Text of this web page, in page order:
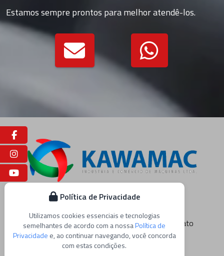
Estamos sempre prontos para melhor atendê-los.
Facebook
Instagram
Youtube
Home Empresa Produtos Blog
Contato
Mapa do Site
Política de Privacidade
Utilizamos cookies essenciais e tecnologias
semelhantes de acordo com a nossaPolítica de
Privacidade e, ao continuar navegando, você concorda
com estas condições.